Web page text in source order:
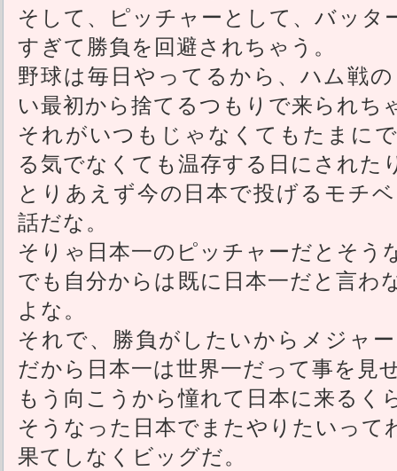
そして、ピッチャーとして、バッタ
すぎて勝負を回避されちゃう。
野球は毎日やってるから、ハム戦
い最初から捨てるつもりで来られち
それがいつもじゃなくてもたまに
る気でなくても温存する日にされた
とりあえず今の日本で投げるモチ
話だな。
そりゃ日本一のピッチャーだとそう
でも自分からは既に日本一だと言わ
よな。
それで、勝負がしたいからメジャ
だから日本一は世界一だって事を見
もう向こうから憧れて日本に来るく
そうなった日本でまたやりたいって
果てしなくビッグだ。